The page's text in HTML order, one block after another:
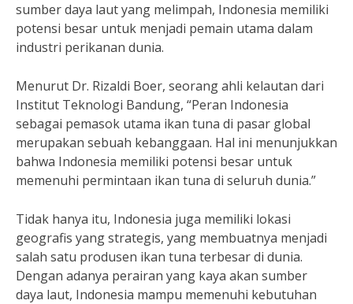
sumber daya laut yang melimpah, Indonesia memiliki
potensi besar untuk menjadi pemain utama dalam
industri perikanan dunia.
Menurut Dr. Rizaldi Boer, seorang ahli kelautan dari
Institut Teknologi Bandung, “Peran Indonesia
sebagai pemasok utama ikan tuna di pasar global
merupakan sebuah kebanggaan. Hal ini menunjukkan
bahwa Indonesia memiliki potensi besar untuk
memenuhi permintaan ikan tuna di seluruh dunia.”
Tidak hanya itu, Indonesia juga memiliki lokasi
geografis yang strategis, yang membuatnya menjadi
salah satu produsen ikan tuna terbesar di dunia.
Dengan adanya perairan yang kaya akan sumber
daya laut, Indonesia mampu memenuhi kebutuhan